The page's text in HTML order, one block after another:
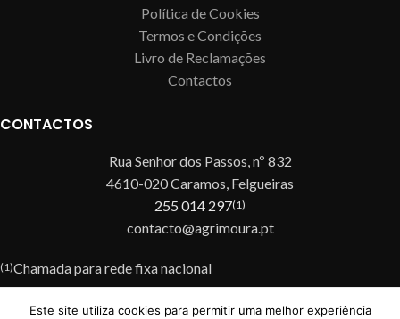
Política de Cookies
Termos e Condições
Livro de Reclamações
Contactos
CONTACTOS
Rua Senhor dos Passos, nº 832
4610-020 Caramos, Felgueiras
255 014 297(1)
contacto@agrimoura.pt
(1)Chamada para rede fixa nacional
Este site utiliza cookies para permitir uma melhor experiência